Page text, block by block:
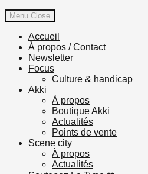
Menu Close
Accueil
À propos / Contact
Newsletter
Focus
Culture & handicap
Akki
À propos
Boutique Akki
Actualités
Points de vente
Scene city
À propos
Actualités